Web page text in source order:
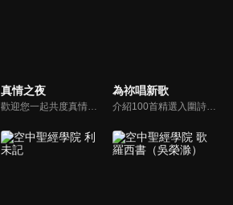
真情之夜
歡迎您一起共度真情之夜，透過見證、詩歌讓我們一同進入在這個城市裡，許許多多的真情故事、真情人生。
為祢唱新歌
介紹100首精選入圍詩歌及創作新秀；以及資深詩歌創作人及知名基督徒藝人，如巫啟賢、張芸京、TANK、盛曉玫等。分享他們的創作故事，或感動他們的一首詩歌。一起唱新歌，來為主打歌。